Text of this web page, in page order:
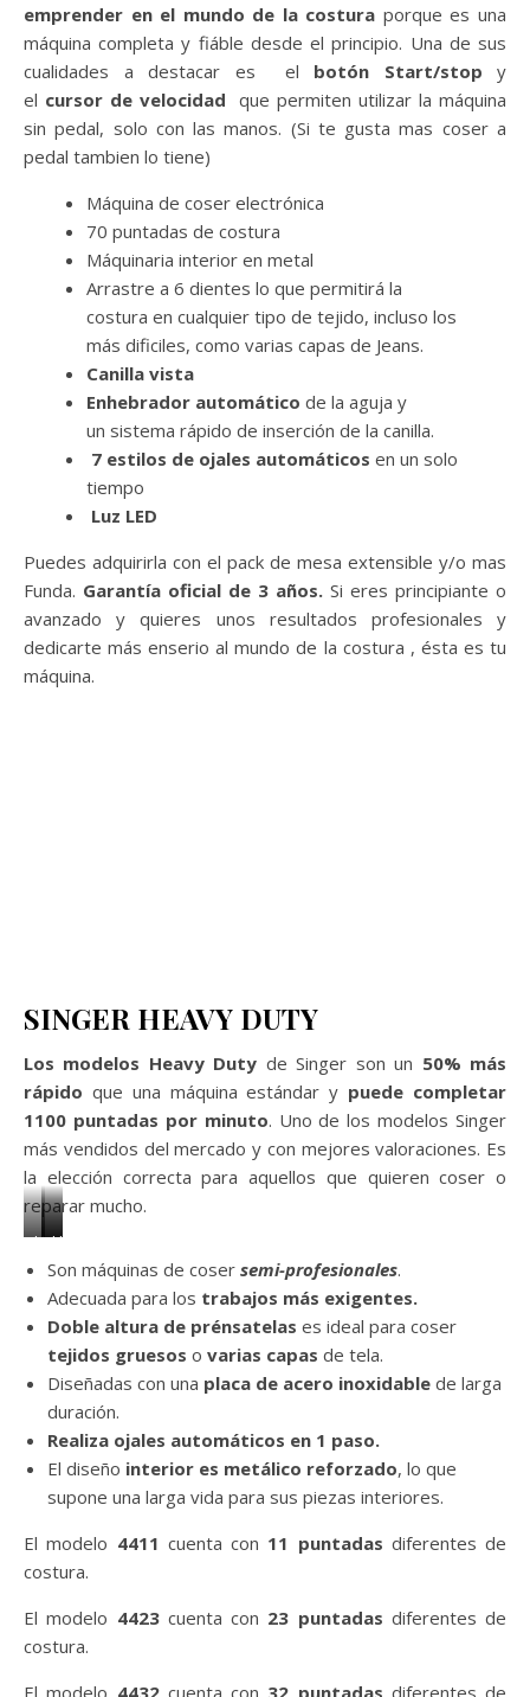
emprender en el mundo de la costura porque es una
máquina completa y fiáble desde el principio. Una de sus
cualidades a destacar es el botón Start/stop y
el cursor de velocidad que permiten utilizar la máquina
sin pedal, solo con las manos. (Si te gusta mas coser a
pedal tambien lo tiene)
Máquina de coser electrónica
70 puntadas de costura
Máquinaria interior en metal
Arrastre a 6 dientes lo que permitirá la
costura en cualquier tipo de tejido, incluso los
más dificiles, como varias capas de Jeans.
Canilla vista
Enhebrador automático de la aguja y
un sistema rápido de inserción de la canilla.
7 estilos de ojales automáticos en un solo
tiempo
Luz LED
Puedes adquirirla con el pack de mesa extensible y/o mas
Funda. Garantía oficial de 3 años. Si eres principiante o
avanzado y quieres unos resultados profesionales y
dedicarte más enserio al mundo de la costura , ésta es tu
máquina.
SINGER HEAVY DUTY
Los modelos Heavy Duty de Singer son un 50% más
rápido que una máquina estándar y puede completar
1100 puntadas por minuto. Uno de los modelos Singer
más vendidos del mercado y con mejores valoraciones. Es
la elección correcta para aquellos que quieren coser o
reparar mucho.
Heavy
Duty
4411
Heavy
Duty
4423
Heavy
Duty
4432
Son máquinas de coser semi-profesionales.
Adecuada para los trabajos más exigentes.
Doble altura de prénsatelas es ideal para coser
tejidos gruesos o varias capas de tela.
Diseñadas con una placa de acero inoxidable de larga
duración.
Realiza ojales automáticos en 1 paso.
El diseño interior es metálico reforzado, lo que
supone una larga vida para sus piezas interiores.
El modelo 4411 cuenta con 11 puntadas diferentes de
costura.
El modelo 4423cuenta con 23 puntadas diferentes de
costura.